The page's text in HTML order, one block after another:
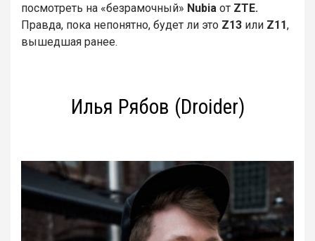
посмотреть на «безрамочный» Nubia от ZTE.
Правда, пока непонятно, будет ли это Z13 или Z11,
вышедшая ранее.
Илья Рябов (Droider)